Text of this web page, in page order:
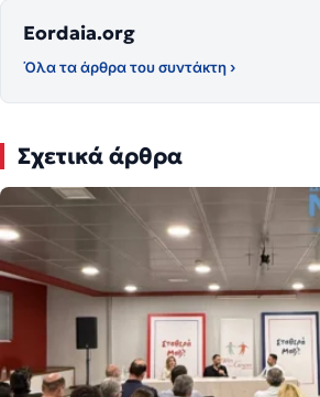
Eordaia.org
Όλα τα άρθρα του συντάκτη ›
Σχετικά άρθρα